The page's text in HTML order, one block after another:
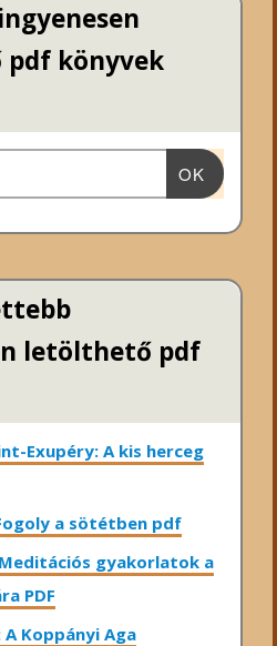
könyvek
OK
letölthető pdf
Exupéry: A kis herceg
a sötétben pdf
Meditációs gyakorlatok a
PDF
Koppányi Aga